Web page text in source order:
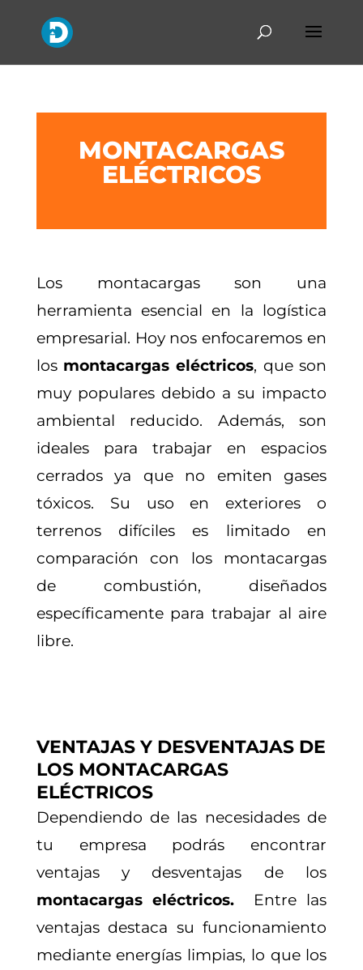
MONTACARGAS
ELÉCTRICOS
Los montacargas son una
herramienta esencial en la logística
empresarial. Hoy nos enfocaremos en
los montacargas eléctricos, que son
muy populares debido a su impacto
ambiental reducido. Además, son
ideales para trabajar en espacios
cerrados ya que no emiten gases
tóxicos. Su uso en exteriores o
terrenos difíciles es limitado en
comparación con los montacargas
de combustión, diseñados
específicamente para trabajar al aire
libre.
VENTAJAS Y DESVENTAJAS DE
LOS MONTACARGAS
ELÉCTRICOS
Dependiendo de las necesidades de
tu empresa podrás encontrar
ventajas y desventajas de los
montacargas eléctricos.Entre las
ventajas destaca su funcionamiento
mediante energías limpias, lo que los